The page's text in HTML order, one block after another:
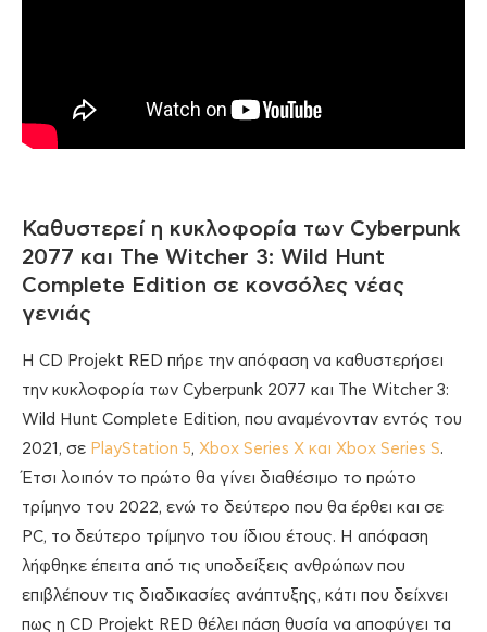
Καθυστερεί η κυκλοφορία των Cyberpunk
2077 και The Witcher 3: Wild Hunt
Complete Edition σε κονσόλες νέας
γενιάς
H CD Projekt RED πήρε την απόφαση να καθυστερήσει
την κυκλοφορία των Cyberpunk 2077 και The Witcher 3:
Wild Hunt Complete Edition, που αναμένονταν εντός του
2021, σε PlayStation 5, Xbox Series X και Xbox Series S.
Έτσι λοιπόν το πρώτο θα γίνει διαθέσιμο το πρώτο
τρίμηνο του 2022, ενώ το δεύτερο που θα έρθει και σε
PC, το δεύτερο τρίμηνο του ίδιου έτους. Η απόφαση
λήφθηκε έπειτα από τις υποδείξεις ανθρώπων που
επιβλέπουν τις διαδικασίες ανάπτυξης, κάτι που δείχνει
πως η CD Projekt RED θέλει πάση θυσία να αποφύγει τα